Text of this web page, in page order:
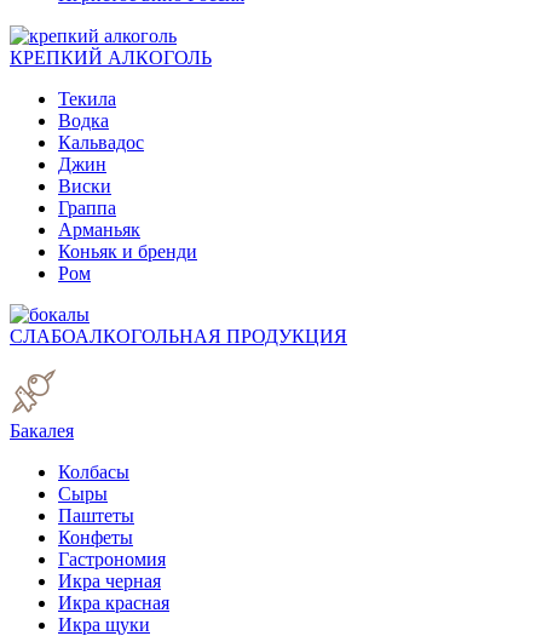
КРЕПКИЙ АЛКОГОЛЬ
Текила
Водка
Кальвадос
Джин
Виски
Граппа
Арманьяк
Коньяк и бренди
Ром
СЛАБОАЛКОГОЛЬНАЯ ПРОДУКЦИЯ
Бакалея
Колбасы
Сыры
Паштеты
Конфеты
Гастрономия
Икра черная
Икра красная
Икра щуки